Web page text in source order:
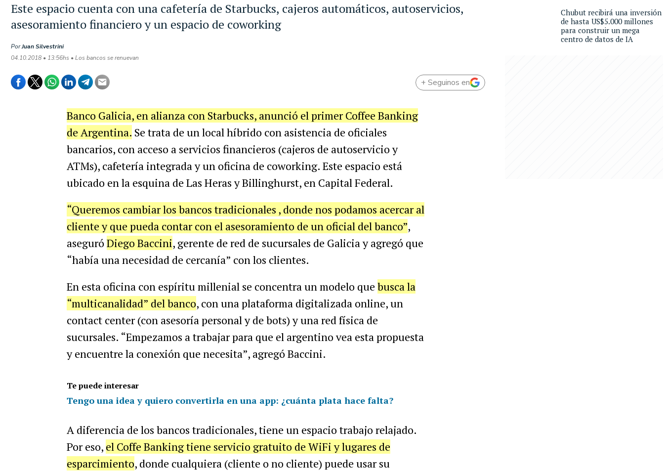
Este espacio cuenta con una cafetería de Starbucks, cajeros automáticos, autoservicios,
asesoramiento financiero y un espacio de coworking
PorJuan Silvestrini
04.10.2018 • 13:56hs • Los bancos se renuevan
+ Seguinos en
Banco Galicia, en alianza con Starbucks, anunció el primer Coffee Banking
de Argentina. Se trata de un local híbrido con asistencia de oficiales
bancarios, con acceso a servicios financieros (cajeros de autoservicio y
ATMs), cafetería integrada y un oficina de coworking. Este espacio está
ubicado en la esquina de Las Heras y Billinghurst, en Capital Federal.
“Queremos cambiar los bancos tradicionales , donde nos podamos acercar al
cliente y que pueda contar con el asesoramiento de un oficial del banco”,
aseguró Diego Baccini, gerente de red de sucursales de Galicia y agregó que
“había una necesidad de cercanía” con los clientes.
En esta oficina con espíritu millenial se concentra un modelo que busca la
“multicanalidad” del banco, con una plataforma digitalizada online, un
contact center (con asesoría personal y de bots) y una red física de
sucursales. “Empezamos a trabajar para que el argentino vea esta propuesta
y encuentre la conexión que necesita”, agregó Baccini.
Te puede interesar
Tengo una idea y quiero convertirla en una app: ¿cuánta plata hace falta?
A diferencia de los bancos tradicionales, tiene un espacio trabajo relajado.
Por eso, el Coffe Banking tiene servicio gratuito de WiFi y lugares de
esparcimiento, donde cualquiera (cliente o no cliente) puede usar su
Chubut recibirá una inversión
de hasta US$5.000 millones
para construir un mega
centro de datos de IA